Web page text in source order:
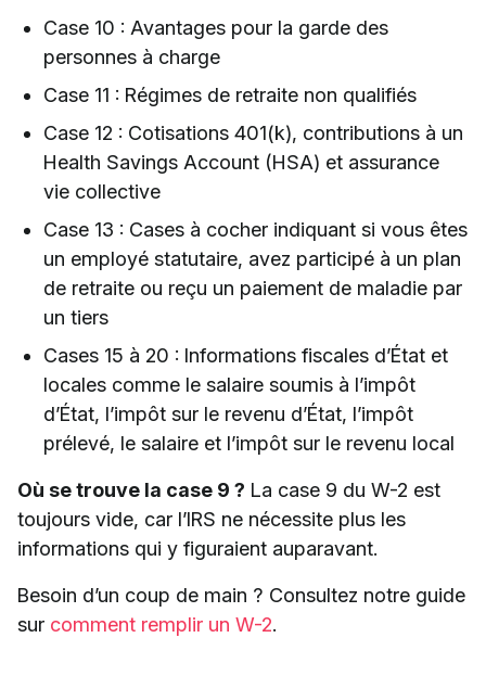
Case 10 : Avantages pour la garde des
personnes à charge
Case 11 : Régimes de retraite non qualifiés
Case 12 : Cotisations 401(k), contributions à un
Health Savings Account (HSA) et assurance
vie collective
Case 13 : Cases à cocher indiquant si vous êtes
un employé statutaire, avez participé à un plan
de retraite ou reçu un paiement de maladie par
un tiers
Cases 15 à 20 : Informations fiscales d’État et
locales comme le salaire soumis à l’impôt
d’État, l’impôt sur le revenu d’État, l’impôt
prélevé, le salaire et l’impôt sur le revenu local
Où se trouve la case 9 ? La case 9 du W-2 est
toujours vide, car l’IRS ne nécessite plus les
informations qui y figuraient auparavant.
Besoin d’un coup de main ? Consultez notre guide
sur comment remplir un W-2.